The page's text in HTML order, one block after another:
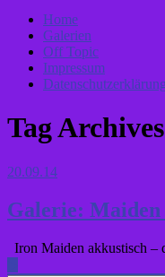
Skip
content
Home
Galerien
Off Topic
Impressum
Datenschutzerklärung
Tag
20.09.14
Galerie:
Iron Maiden akkustisch –